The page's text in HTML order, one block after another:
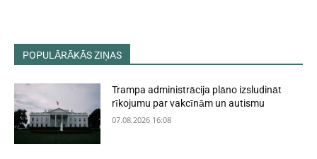
POPULĀRĀKĀS ZIŅAS
Trampa administrācija plāno izsludināt
rīkojumu par vakcīnām un autismu
07.08.2026 16:08